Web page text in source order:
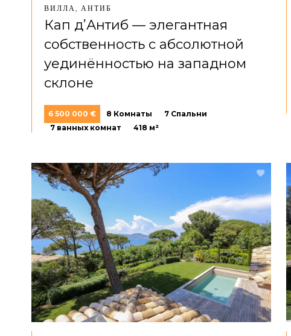
ВИЛЛА, АНТИБ
Кап д’Антиб — элегантная
собственность с абсолютной
уединённостью на западном
склоне
6 500 000 € 8 Комнаты
7 Спальни
7 ванных комнат
418 м²